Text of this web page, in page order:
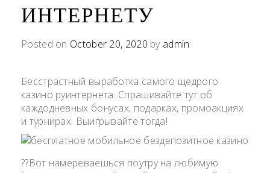
ИНТЕРНЕТУ
Posted on October 20, 2020 by admin
Бесстрастный выработка самого щедрого
казино руинтернета. Спрашивайте тут об
каждодневных бонусах, подарках, промоакциях
и турнирах. Выигрывайте тогда!
??Вот намереваешься поутру на любимую